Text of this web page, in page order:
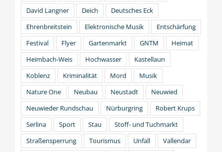
David Langner
Deich
Deutsches Eck
Ehrenbreitstein
Elektronische Musik
Entschärfung
Festival
Flyer Gartenmarkt GNTM
Heimat
Heimbach-Weis
Hochwasser
Kastellaun
Koblenz
Kriminalität Mord
Musik
Nature One
Neubau Neustadt
Neuwied
Neuwieder Rundschau
Nürburgring
Robert Krups
Serlina
Sport Stau
Stoff- und Tuchmarkt
Straßensperrung
Tourismus Unfall
Vallendar